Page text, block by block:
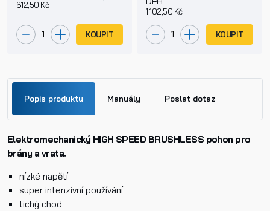
612,50 Kč
KOUPIT
1 102,50 Kč
KOUPIT
Popis produktu Manuály Poslat dotaz
Elektromechanický HIGH SPEED BRUSHLESS pohon pro
brány a vrata.
nízké napětí
super intenzivní používání
tichý chod
Jméno
Příjmení